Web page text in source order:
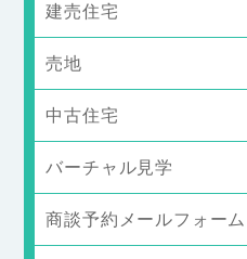
建売住宅
売地
中古住宅
バーチャル見学
商談予約メールフォーム